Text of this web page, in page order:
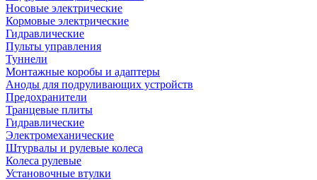
Носовые электрические
Кормовые электрические
Гидравлические
Пульты управления
Туннели
Монтажные коробы и адаптеры
Аноды для подруливающих устройств
Предохранители
Транцевые плиты
Гидравлические
Электромеханические
Штурвалы и рулевые колеса
Колеса рулевые
Установочные втулки